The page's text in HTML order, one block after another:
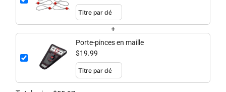
+
Porte-pinces en maille
$19.99